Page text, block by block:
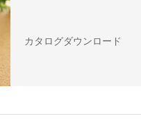
カタログダウンロード